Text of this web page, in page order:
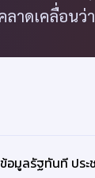
าดเคลื่อนว่